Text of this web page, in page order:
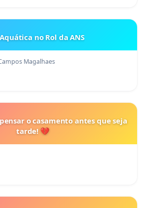
no Rol da ANS
Magalhaes
o casamento antes que seja
tarde! 💔